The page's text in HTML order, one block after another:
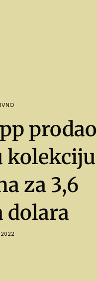
prodao
kolekciju
za 3,6